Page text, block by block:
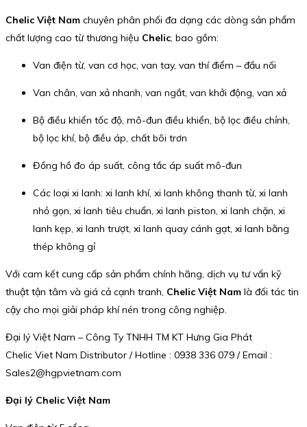
Chelic Việt Nam chuyên phân phối đa dạng các dòng sản phẩm
chất lượng cao từ thương hiệu Chelic, bao gồm:
Van điện từ, van cơ học, van tay, van thí điểm – đầu nối
Van chân, van xả nhanh, van ngắt, van khởi động, van xả
Bộ điều khiển tốc độ, mô-đun điều khiển, bộ lọc điều chỉnh,
bộ lọc khí, bộ điều áp, chất bôi trơn
Đồng hồ đo áp suất, công tắc áp suất mô-đun
Các loại xi lanh: xi lanh khí, xi lanh không thanh từ, xi lanh
nhỏ gọn, xi lanh tiêu chuẩn, xi lanh piston, xi lanh chặn, xi
lanh kẹp, xi lanh trượt, xi lanh quay cánh gạt, xi lanh bằng
thép không gỉ
Với cam kết cung cấp sản phẩm chính hãng, dịch vụ tư vấn kỹ
thuật tận tâm và giá cả cạnh tranh, Chelic Việt Nam là đối tác tin
cậy cho mọi giải pháp khí nén trong công nghiệp.
Đại lý Việt Nam – Công Ty TNHH TM KT Hưng Gia Phát
Chelic Viet Nam Distributor / Hotline : 0938 336 079 / Email :
Sales2@hgpvietnam.com
Đại lý Chelic Việt Nam